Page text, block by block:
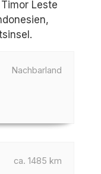
Leste
Nachbarland
ca. 1485 km